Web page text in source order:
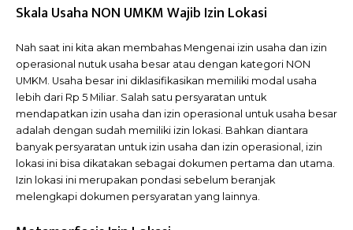
Skala Usaha NON UMKM Wajib Izin Lokasi
Nah saat ini kita akan membahas Mengenai izin usaha dan izin
operasional nutuk usaha besar atau dengan kategori NON
UMKM. Usaha besar ini diklasifikasikan memiliki modal usaha
lebih dari Rp 5 Miliar. Salah satu persyaratan untuk
mendapatkan izin usaha dan izin operasional untuk usaha besar
adalah dengan sudah memiliki izin lokasi. Bahkan diantara
banyak persyaratan untuk izin usaha dan izin operasional, izin
lokasi ini bisa dikatakan sebagai dokumen pertama dan utama.
Izin lokasi ini merupakan pondasi sebelum beranjak
melengkapi dokumen persyaratan yang lainnya.